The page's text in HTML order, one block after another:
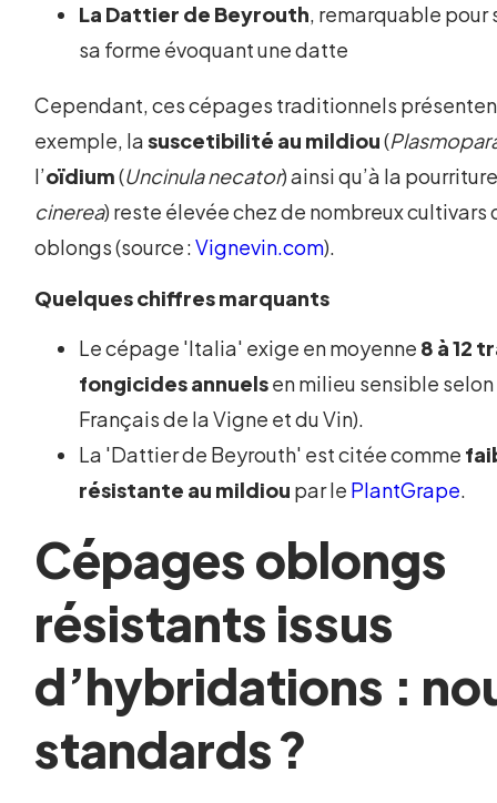
La Dattier de Beyrouth, remarquable
sa forme évoquant une datte
Cependant, ces cépages traditionnels
exemple, lasuscetibilité au mildiou(
l’oïdium(Uncinula necator) ainsi qu’à la
cinerea) reste élevée chez de nombreux
oblongs (source :Vignevin.com).
Quelques chiffres marquants
Le cépage 'Italia' exige en moyenne 8 à 12
fongicides annuelsen milieu sensible selon
Français de la Vigne et du Vin).
La 'Dattier de Beyrouth' est citée comme
résistante au mildiou par le PlantGrape.
Cépages oblongs
résistants issus
d’hybridations :
standards ?